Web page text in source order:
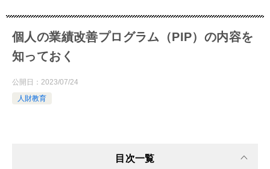
個人の業績改善プログラム（PIP）の内容を
知っておく
公開日： 2023/07/24
人財教育
目次一覧